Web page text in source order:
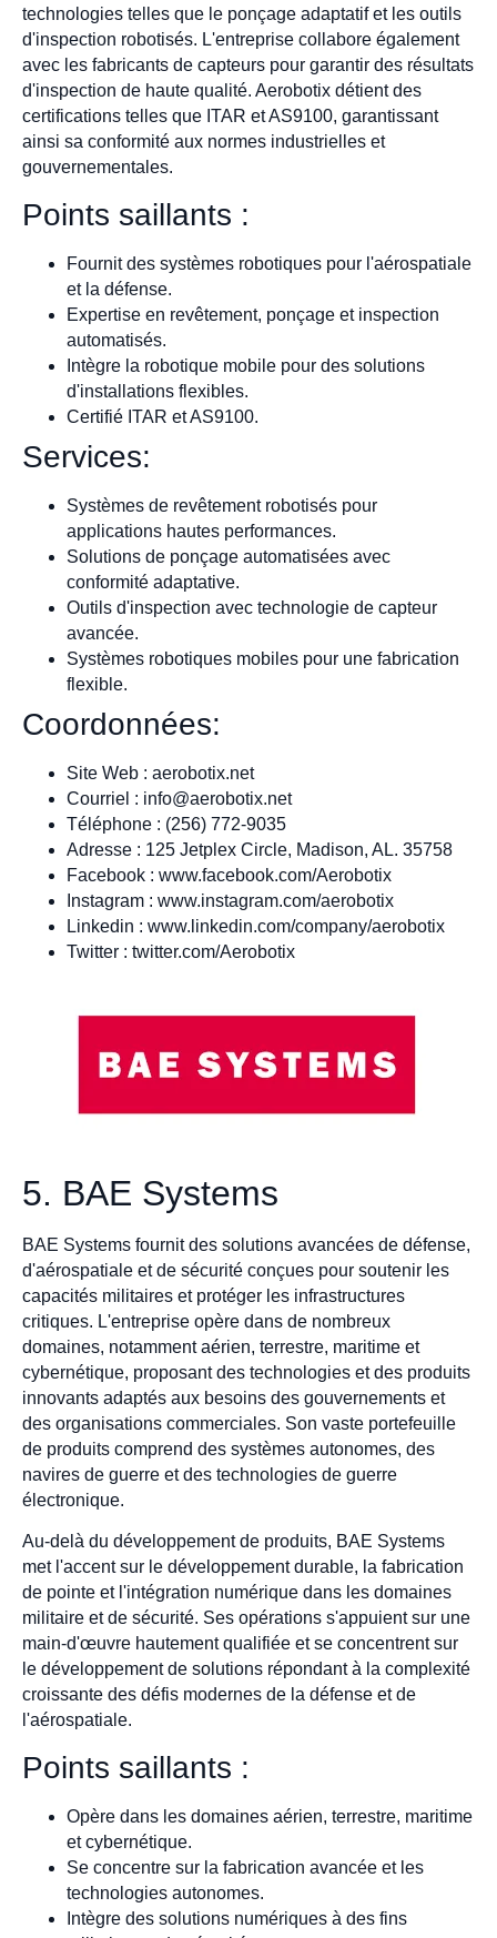
technologies telles que le ponçage adaptatif et les outils
d'inspection robotisés. L'entreprise collabore également
avec les fabricants de capteurs pour garantir des résultats
d'inspection de haute qualité. Aerobotix détient des
certifications telles que ITAR et AS9100, garantissant
ainsi sa conformité aux normes industrielles et
gouvernementales.
Points saillants :
Fournit des systèmes robotiques pour l'aérospatiale
et la défense.
Expertise en revêtement, ponçage et inspection
automatisés.
Intègre la robotique mobile pour des solutions
d'installations flexibles.
Certifié ITAR et AS9100.
Services:
Systèmes de revêtement robotisés pour
applications hautes performances.
Solutions de ponçage automatisées avec
conformité adaptative.
Outils d'inspection avec technologie de capteur
avancée.
Systèmes robotiques mobiles pour une fabrication
flexible.
Coordonnées:
Site Web : aerobotix.net
Courriel : info@aerobotix.net
Téléphone : (256) 772-9035
Adresse : 125 Jetplex Circle, Madison, AL. 35758
Facebook : www.facebook.com/Aerobotix
Instagram : www.instagram.com/aerobotix
Linkedin : www.linkedin.com/company/aerobotix
Twitter : twitter.com/Aerobotix
5. BAE Systems
BAE Systems fournit des solutions avancées de défense,
d'aérospatiale et de sécurité conçues pour soutenir les
capacités militaires et protéger les infrastructures
critiques. L'entreprise opère dans de nombreux
domaines, notamment aérien, terrestre, maritime et
cybernétique, proposant des technologies et des produits
innovants adaptés aux besoins des gouvernements et
des organisations commerciales. Son vaste portefeuille
de produits comprend des systèmes autonomes, des
navires de guerre et des technologies de guerre
électronique.
Au-delà du développement de produits, BAE Systems
met l'accent sur le développement durable, la fabrication
de pointe et l'intégration numérique dans les domaines
militaire et de sécurité. Ses opérations s'appuient sur une
main-d'œuvre hautement qualifiée et se concentrent sur
le développement de solutions répondant à la complexité
croissante des défis modernes de la défense et de
l'aérospatiale.
Points saillants :
Opère dans les domaines aérien, terrestre, maritime
et cybernétique.
Se concentre sur la fabrication avancée et les
technologies autonomes.
Intègre des solutions numériques à des fins